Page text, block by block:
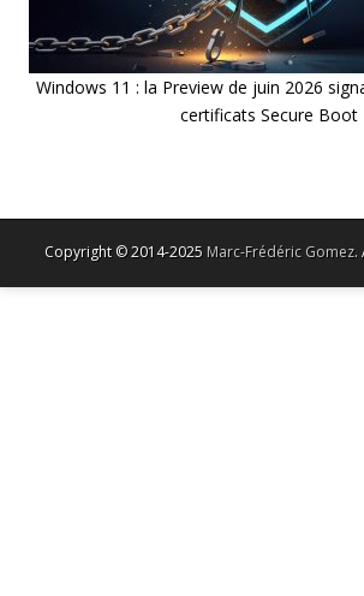
Windows 11 : la Preview de juin 2026
certificats Secure Boot
Copyright © 2014-2025 Marc-Frédéric Gomez.